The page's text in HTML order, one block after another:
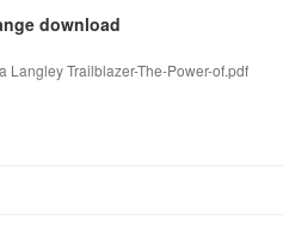
download
Langley Trailblazer-The-Power-of.pdf